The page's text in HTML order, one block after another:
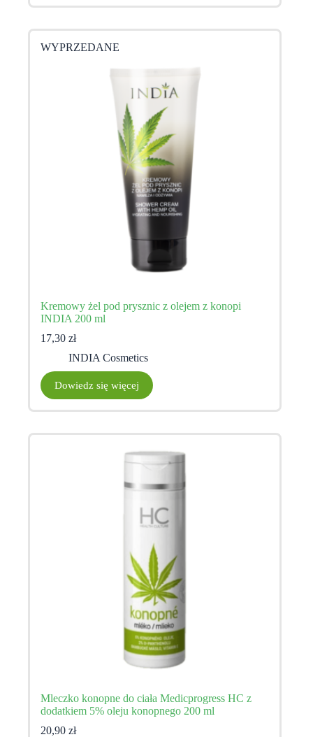
WYPRZEDANE
Kremowy żel pod prysznic z olejem z konopi
INDIA 200 ml
17,30 zł
INDIA Cosmetics
Dowiedz się więcej
Mleczko konopne do ciała Medicprogress HC z
dodatkiem 5% oleju konopnego 200 ml
20,90 zł